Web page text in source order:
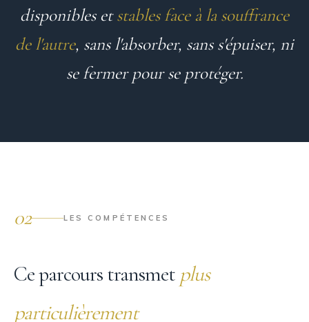
disponibles etstables face à la souffrance
de l'autre, sans l'absorber, sans s'épuiser, ni
se fermer pour se protéger.
02 LES COMPÉTENCES
Ce parcours transmet plus
particulièrement